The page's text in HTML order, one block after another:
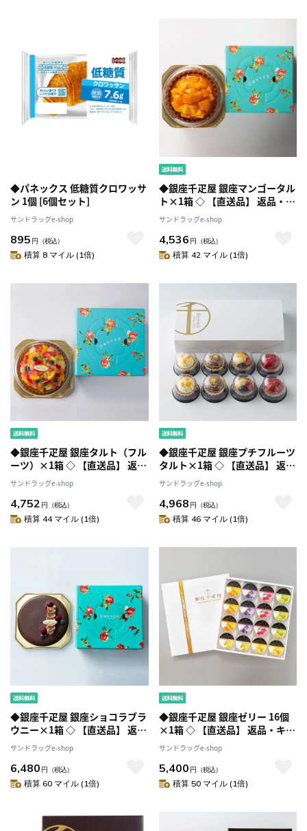
◆パネックス 低糖質クロワッサ
ン 1個 [6個セット]
サンドラッグe-shop
895 円 （税込）
積算 8 マイル (1倍)
◆銀座千疋屋 銀座マンゴータル
ト×1箱 ◇ 【直送品】 返品・キ
ャンセル・他商品と同時購入は
不可
サンドラッグe-shop
4,536 円 （税込）
積算 42 マイル (1倍)
◆銀座千疋屋 銀座タルト（フル
ーツ）×1箱 ◇ 【直送品】 返
品・キャンセル・他商品と同時
購入は不可
サンドラッグe-shop
4,752 円 （税込）
積算 44 マイル (1倍)
◆銀座千疋屋 銀座プチフルーツ
タルト×1箱 ◇ 【直送品】 返
品・キャンセル・他商品と同時
購入は不可
サンドラッグe-shop
4,968 円 （税込）
積算 46 マイル (1倍)
◆銀座千疋屋 銀座ショコラブラ
ウニー×1箱 ◇ 【直送品】 返
品・キャンセル・他商品と同時
購入は不可
サンドラッグe-shop
6,480 円 （税込）
積算 60 マイル (1倍)
◆銀座千疋屋 銀座ゼリー 16個
×1箱 ◇ 【直送品】 返品・キャ
ンセル・他商品と同時購入は不
可
サンドラッグe-shop
5,400 円 （税込）
積算 50 マイル (1倍)